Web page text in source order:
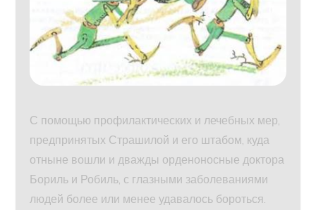
С помощью профилактических и лечебных мер,
предпринятых Страшилой и его штабом, куда
отныне вошли и дважды орденоносные доктора
Бориль и Робиль, с глазными заболеваниями
людей более или менее удавалось бороться.